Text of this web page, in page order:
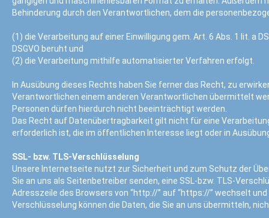
Behinderung durch den Verantwortlichen, dem die
(1) die Verarbeitung auf einer Einwilligung gem. Art. 6 Abs. 1 lit. a
DSGVO beruht und
(2) die Verarbeitung mithilfe automatisierter Verfahren erfolgt.
In Ausübung dieses Rechts haben Sie ferner das Recht, zu
Verantwortlichen einem anderen Verantwortlichen übermittelt
Personen dürfen hierdurch nicht beeinträchtigt werden.
Das Recht auf Datenübertragbarkeit gilt nicht für eine
erforderlich ist, die im öffentlichen Interesse liegt oder in
SSL- bzw. TLS-Verschlüsselung
Unsere Internetseite nutzt zur Sicherheit und zum Schutz der
Sie an uns als Seitenbetreiber senden, eine SSL-bzw. TLS-
Adresszeile des Browsers von “http://” auf “https://” wechselt
Verschlüsselung können die Daten, die Sie an uns übermitteln,